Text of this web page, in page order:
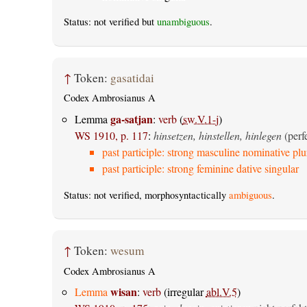
Status: not verified but unambiguous.
↑ Token: gasatidai
Codex Ambrosianus A
Lemma ga-satjan: verb(sw.V.1-j)
WS 1910, p. 117: hinsetzen, hinstellen, hinlegen
past participle: strong masculine nominative
past participle: strong feminine dative singular
Status: not verified, morphosyntactically ambiguous.
↑ Token: wesum
Codex Ambrosianus A
Lemma wisan: verb(irregularabl.V.5)